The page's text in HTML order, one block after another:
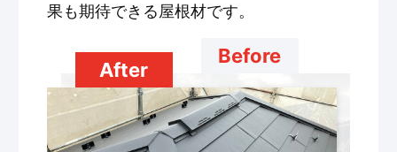
果も期待できる屋根材です。
Before
After